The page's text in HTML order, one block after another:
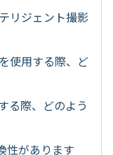
リジェント撮影
使用する際、ど
る際、どのよう
性があります